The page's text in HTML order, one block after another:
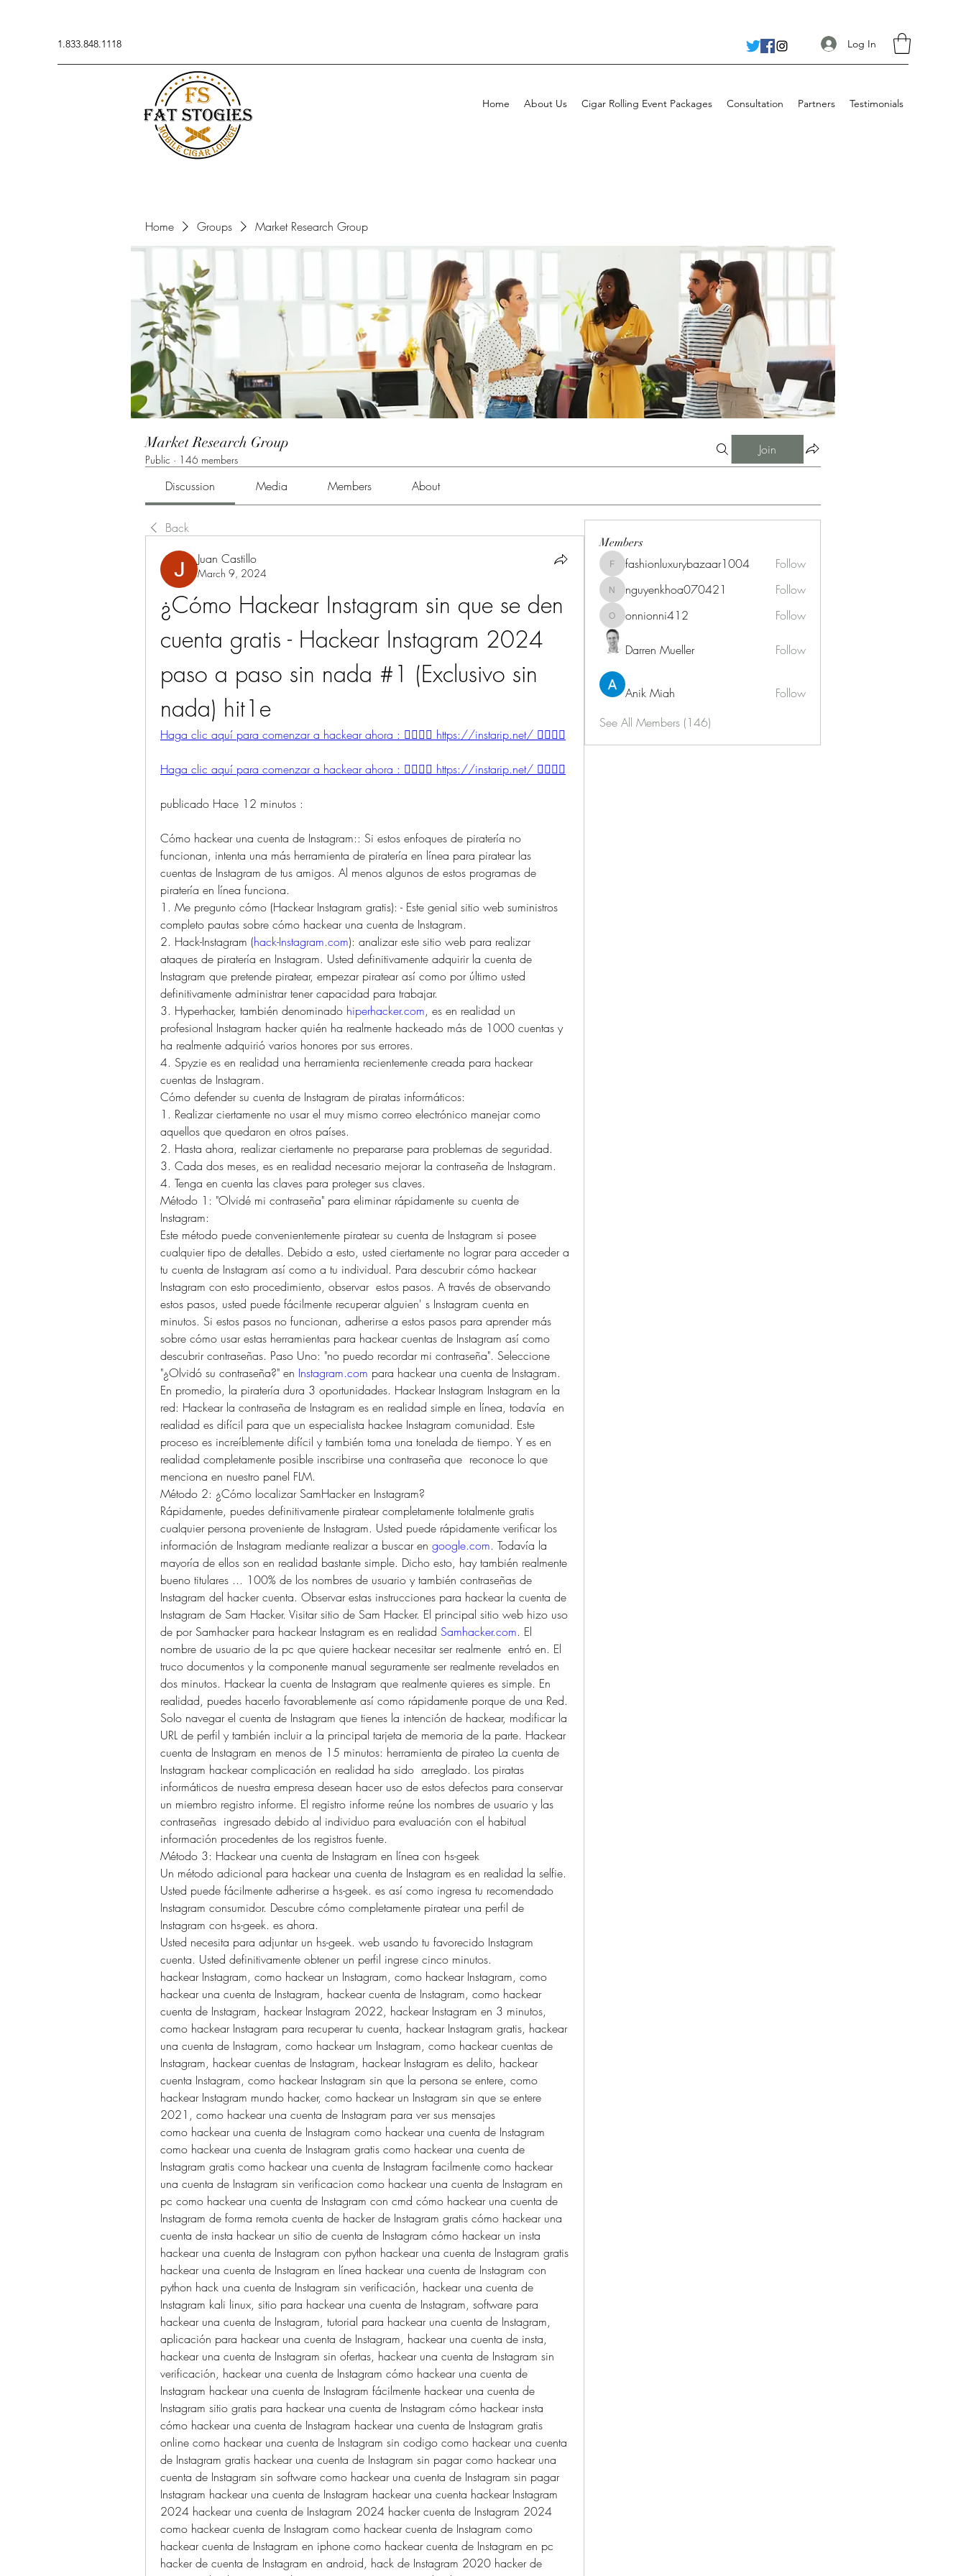
1.833.848.1118 Log In
Home About Us Cigar Rolling Event Packages Consultation Partners Testimonials
Home Groups Market Research Group
Market Research Group
Public · 146 members
Join
Discussion Media Members About
Back
Juan Castillo
March 9, 2024
¿Cómo Hackear Instagram sin que se den
cuenta gratis - Hackear Instagram 2024
paso a paso sin nada #1 (Exclusivo sin
nada) hit1e
Haga clic aquí para comenzar a hackear ahora : 👉🏻👉🏻 https://instarip.net/ 👈🏻👈🏻
Haga clic aquí para comenzar a hackear ahora : 👉🏻👉🏻 https://instarip.net/ 👈🏻👈🏻
publicado Hace 12 minutos :
Cómo hackear una cuenta de Instagram:: Si estos enfoques de piratería no
funcionan, intenta una más herramienta de piratería en línea para piratear las
cuentas de Instagram de tus amigos. Al menos algunos de estos programas de
piratería en línea funciona.
1. Me pregunto cómo (Hackear Instagram gratis): - Este genial sitio web suministros
completo pautas sobre cómo hackear una cuenta de Instagram.
2. Hack-Instagram (hack-Instagram.com): analizar este sitio web para realizar
ataques de piratería en Instagram. Usted definitivamente adquirir la cuenta de
Instagram que pretende piratear, empezar piratear así como por último usted
definitivamente administrar tener capacidad para trabajar.
3. Hyperhacker, también denominado hiperhacker.com, es en realidad un
profesional Instagram hacker quién ha realmente hackeado más de 1000 cuentas y
ha realmente adquirió varios honores por sus errores.
4. Spyzie es en realidad una herramienta recientemente creada para hackear
cuentas de Instagram.
Cómo defender su cuenta de Instagram de piratas informáticos:
1. Realizar ciertamente no usar el muy mismo correo electrónico manejar como
aquellos que quedaron en otros países.
2. Hasta ahora, realizar ciertamente no prepararse para problemas de seguridad.
3. Cada dos meses, es en realidad necesario mejorar la contraseña de Instagram.
4. Tenga en cuenta las claves para proteger sus claves.
Método 1: "Olvidé mi contraseña" para eliminar rápidamente su cuenta de
Instagram:
Este método puede convenientemente piratear su cuenta de Instagram si posee
cualquier tipo de detalles. Debido a esto, usted ciertamente no lograr para acceder a
tu cuenta de Instagram así como a tu individual. Para descubrir cómo hackear
Instagram con esto procedimiento, observar  estos pasos. A través de observando
estos pasos, usted puede fácilmente recuperar alguien' s Instagram cuenta en
minutos. Si estos pasos no funcionan, adherirse a estos pasos para aprender más
sobre cómo usar estas herramientas para hackear cuentas de Instagram así como
descubrir contraseñas. Paso Uno: "no puedo recordar mi contraseña". Seleccione
"¿Olvidó su contraseña?" en Instagram.com para hackear una cuenta de Instagram.
En promedio, la piratería dura 3 oportunidades. Hackear Instagram Instagram en la
red: Hackear la contraseña de Instagram es en realidad simple en línea, todavía  en
realidad es difícil para que un especialista hackee Instagram comunidad. Este
proceso es increíblemente difícil y también toma una tonelada de tiempo. Y es en
realidad completamente posible inscribirse una contraseña que  reconoce lo que
menciona en nuestro panel FLM.
Método 2: ¿Cómo localizar SamHacker en Instagram?
Rápidamente, puedes definitivamente piratear completamente totalmente gratis
cualquier persona proveniente de Instagram. Usted puede rápidamente verificar los
información de Instagram mediante realizar a buscar en google.com. Todavía la
mayoría de ellos son en realidad bastante simple. Dicho esto, hay también realmente
bueno titulares ... 100% de los nombres de usuario y también contraseñas de
Instagram del hacker cuenta. Observar estas instrucciones para hackear la cuenta de
Instagram de Sam Hacker. Visitar sitio de Sam Hacker. El principal sitio web hizo uso
de por Samhacker para hackear Instagram es en realidad Samhacker.com. El
nombre de usuario de la pc que quiere hackear necesitar ser realmente  entró en. El
truco documentos y la componente manual seguramente ser realmente revelados en
dos minutos. Hackear la cuenta de Instagram que realmente quieres es simple. En
realidad, puedes hacerlo favorablemente así como rápidamente porque de una Red.
Solo navegar el cuenta de Instagram que tienes la intención de hackear, modificar la
URL de perfil y también incluir a la principal tarjeta de memoria de la parte. Hackear
cuenta de Instagram en menos de 15 minutos: herramienta de pirateo La cuenta de
Instagram hackear complicación en realidad ha sido  arreglado. Los piratas
informáticos de nuestra empresa desean hacer uso de estos defectos para conservar
un miembro registro informe. El registro informe reúne los nombres de usuario y las
contraseñas  ingresado debido al individuo para evaluación con el habitual
información procedentes de los registros fuente.
Método 3: Hackear una cuenta de Instagram en línea con hs-geek
Un método adicional para hackear una cuenta de Instagram es en realidad la selfie.
Usted puede fácilmente adherirse a hs-geek. es así como ingresa tu recomendado
Instagram consumidor. Descubre cómo completamente piratear una perfil de
Instagram con hs-geek. es ahora.
Usted necesita para adjuntar un hs-geek. web usando tu favorecido Instagram
cuenta. Usted definitivamente obtener un perfil ingrese cinco minutos.
hackear Instagram, como hackear un Instagram, como hackear Instagram, como
hackear una cuenta de Instagram, hackear cuenta de Instagram, como hackear
cuenta de Instagram, hackear Instagram 2022, hackear Instagram en 3 minutos,
como hackear Instagram para recuperar tu cuenta, hackear Instagram gratis, hackear
una cuenta de Instagram, como hackear um Instagram, como hackear cuentas de
Instagram, hackear cuentas de Instagram, hackear Instagram es delito, hackear
cuenta Instagram, como hackear Instagram sin que la persona se entere, como
hackear Instagram mundo hacker, como hackear un Instagram sin que se entere
2021, como hackear una cuenta de Instagram para ver sus mensajes
como hackear una cuenta de Instagram como hackear una cuenta de Instagram
como hackear una cuenta de Instagram gratis como hackear una cuenta de
Instagram gratis como hackear una cuenta de Instagram facilmente como hackear
una cuenta de Instagram sin verificacion como hackear una cuenta de Instagram en
pc como hackear una cuenta de Instagram con cmd cómo hackear una cuenta de
Instagram de forma remota cuenta de hacker de Instagram gratis cómo hackear una
cuenta de insta hackear un sitio de cuenta de Instagram cómo hackear un insta
hackear una cuenta de Instagram con python hackear una cuenta de Instagram gratis
hackear una cuenta de Instagram en línea hackear una cuenta de Instagram con
python hack una cuenta de Instagram sin verificación, hackear una cuenta de
Instagram kali linux, sitio para hackear una cuenta de Instagram, software para
hackear una cuenta de Instagram, tutorial para hackear una cuenta de Instagram,
aplicación para hackear una cuenta de Instagram, hackear una cuenta de insta,
hackear una cuenta de Instagram sin ofertas, hackear una cuenta de Instagram sin
verificación, hackear una cuenta de Instagram cómo hackear una cuenta de
Instagram hackear una cuenta de Instagram fácilmente hackear una cuenta de
Instagram sitio gratis para hackear una cuenta de Instagram cómo hackear insta
cómo hackear una cuenta de Instagram hackear una cuenta de Instagram gratis
online como hackear una cuenta de Instagram sin codigo como hackear una cuenta
de Instagram gratis hackear una cuenta de Instagram sin pagar como hackear una
cuenta de Instagram sin software como hackear una cuenta de Instagram sin pagar
Instagram hackear una cuenta de Instagram hackear una cuenta hackear Instagram
2024 hackear una cuenta de Instagram 2024 hacker cuenta de Instagram 2024
como hackear cuenta de Instagram como hackear cuenta de Instagram como
hackear cuenta de Instagram en iphone como hackear cuenta de Instagram en pc
hacker de cuenta de Instagram en android, hack de Instagram 2020 hacker de
Members
fashionluxurybazaar1004
fashionluxurybazaar1004 Follow
nguyenkhoa070421
nguyenkhoa070421 Follow
onnionni412
onnionni412 Follow
Darren Mueller Follow
Anik Miah
Follow
See All Members (146)